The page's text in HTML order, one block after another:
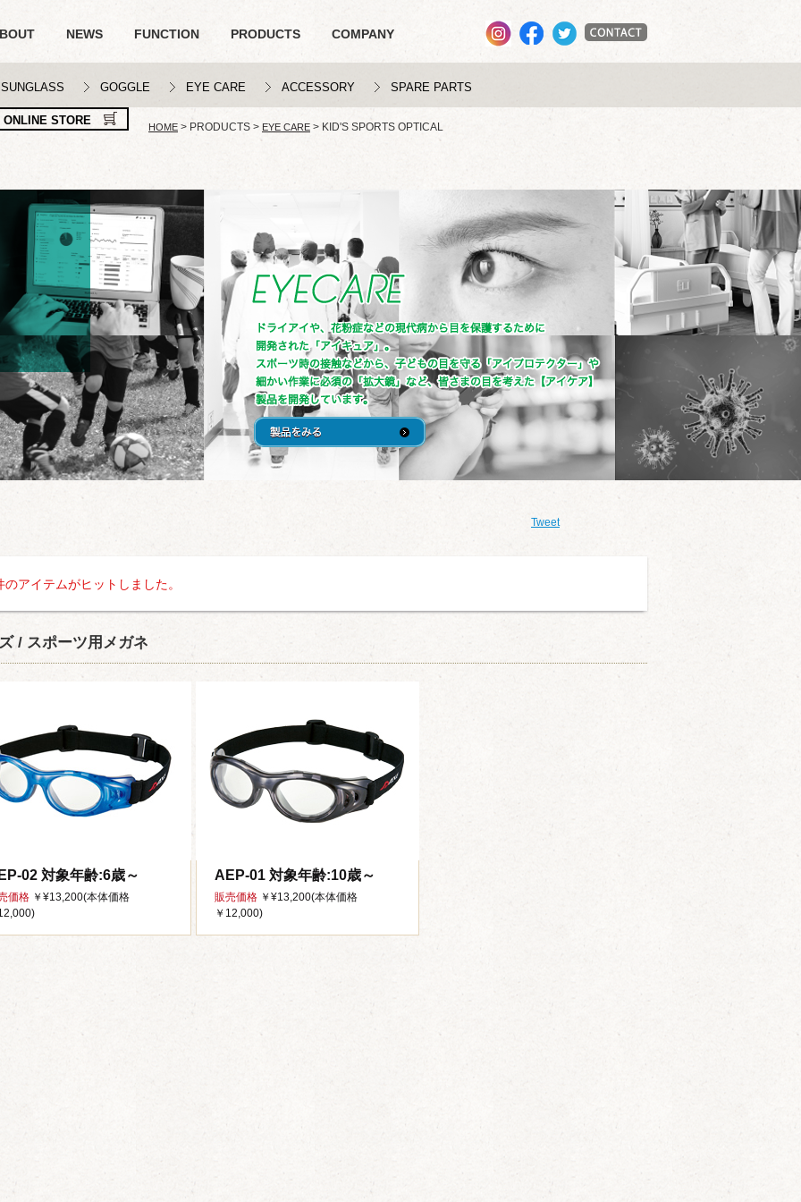
NEWS FUNCTION PRODUCTS COMPANY
SUNGLASS GOGGLE EYE CARE ACCESSORY SPARE PARTS
ONLINE STORE HOME > PRODUCTS > EYE CARE > KID'S SPORTS OPTICAL
Tweet
のアイテムがヒットしました。
/ スポーツ用メガネ
02 対象年齢:6歳～
価格 ￥¥13,200(本体価格
AEP-01 対象年齢:10歳～
販売価格 ￥¥13,200(本体価格
￥12,000)